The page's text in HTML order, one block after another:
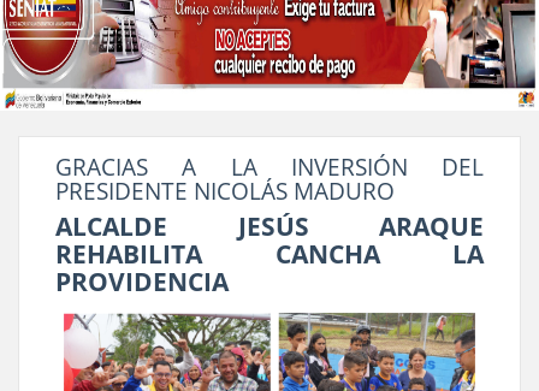
GRACIAS A LA INVERSIÓN DEL
PRESIDENTE NICOLÁS MADURO
ALCALDE JESÚS ARAQUE
REHABILITA CANCHA LA
PROVIDENCIA